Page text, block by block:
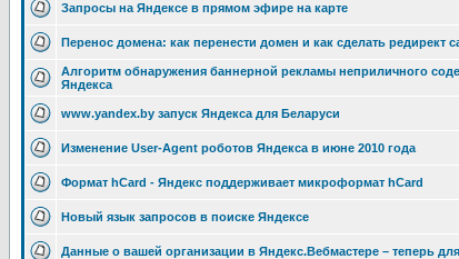
Запросы на Яндексе в прямом эфире на карте
Перенос домена: как перенести домен и как сделать редирект
Алгоритм обнаружения баннерной рекламы неприличного
Яндекса
www.yandex.by запуск Яндекса для Беларуси
Изменение User-Agent роботов Яндекса в июне 2010 года
Формат hCard - Яндекс поддерживает микроформат hCard
Новый язык запросов в поиске Яндексе
Данные о вашей организации в Яндекс.Вебмастере – теперь